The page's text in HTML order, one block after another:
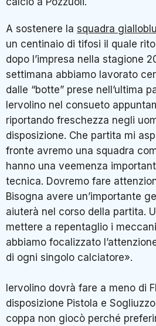
A sostenere la squadra gialloblu
un centinaio di tifosi il quale
dopo l’impresa nella stagione
settimana abbiamo lavorato
dalle “botte” prese nell’ultima
Iervolino nel consueto
riportando freschezza negli
disposizione. Che partita mi
fronte avremo una squadra
hanno una veemenza
tecnica. Dovremo fare
Bisogna avere un’importante
aiuterà nel corso della partita.
mettere a repentaglio i
abbiamo focalizzato
di ogni singolo calciatore».
Iervolino dovrà fare a meno di
disposizione Pistola e
coppa non giocò perché